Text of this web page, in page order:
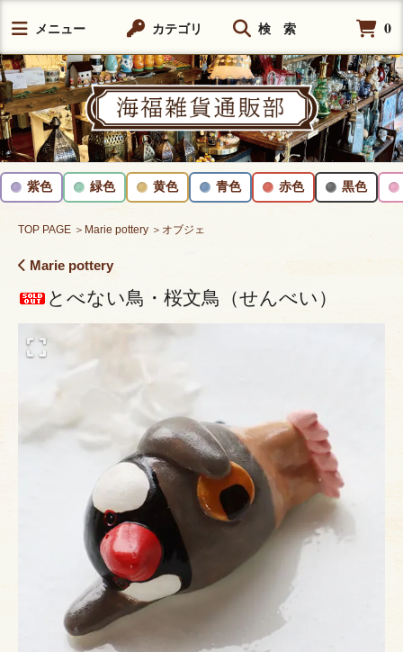
メニュー カテゴリ 検 索 0
紫色 緑色 黄色 青色 赤色 黒色
TOP PAGE ＞Marie pottery ＞オブジェ
Marie pottery
とべない鳥・桜文鳥（せんべい）